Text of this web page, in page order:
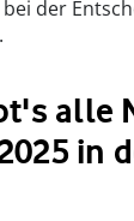
der
alle
in